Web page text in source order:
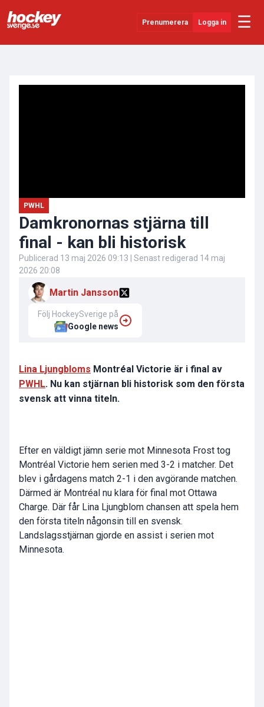
Prenumerera Logga in ☰
PWHL
Damkronornas stjärna till
final - kan bli historisk
Publicerad 13 maj 2026 09:13 | Senast redigerad 14 maj
2026 20:08
Martin Jansson
Följ HockeySverige på
Google news
Lina Ljungbloms Montréal Victorie är i final av
PWHL. Nu kan stjärnan bli historisk som den första
svensk att vinna titeln.
Efter en väldigt jämn serie mot Minnesota Frost tog
Montréal Victorie hem serien med 3-2 i matcher. Det
blev i gårdagens match 2-1 i den avgörande matchen.
Därmed är Montréal nu klara för final mot Ottawa
Charge. Där får Lina Ljungblom chansen att spela hem
den första titeln någonsin till en svensk.
Landslagsstjärnan gjorde en assist i serien mot
Minnesota.